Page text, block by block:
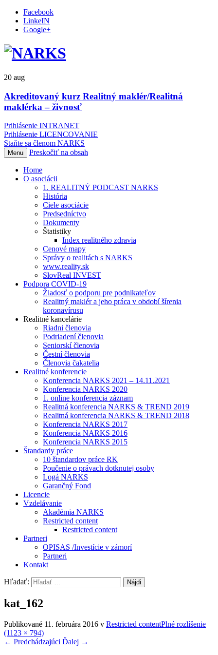
Facebook
LinkeIN
Google+
20 aug
Akreditovaný kurz Realitný maklér/Realitná
maklérka – živnosť
Prihlásenie INTRANET
Prihlásenie LICENCOVANIE
Staňte sa členom NARKS
Menu Preskočiť na obsah
Home
O asociácii
1. REALITNÝ PODCAST NARKS
História
Ciele asociácie
Predsedníctvo
Dokumenty
Štatistiky
Index realitného zdravia
Cenové mapy
Správy o realitách s NARKS
www.reality.sk
SlovReal INVEST
Podpora COVID-19
Žiadosť o podporu pre podnikateľov
Realitný maklér a jeho práca v období šírenia
koronavírusu
Realitné kancelárie
Riadni členovia
Podriadení členovia
Seniorskí členovia
Čestní členovia
Členovia čakatelia
Realitné konferencie
Konferencia NARKS 2021 – 14.11.2021
Konferencia NARKS 2020
1. online konferencia záznam
Realitná konferencia NARKS & TREND 2019
Realitná konferencia NARKS & TREND 2018
Konferencia NARKS 2017
Konferencia NARKS 2016
Konferencia NARKS 2015
Štandardy práce
10 štandardov práce RK
Poučenie o právach dotknutej osoby
Logá NARKS
Garančný Fond
Licencie
Vzdelávanie
Akadémia NARKS
Restricted content
Restricted content
Partneri
OPISAS /Investície v zámorí
Partneri
Kontakt
Hľadať:
kat_162
Publikované 11. februára 2016 v Restricted contentPlné rozlíšenie
(1123 × 794)
← Predchádzajúci Ďalej →